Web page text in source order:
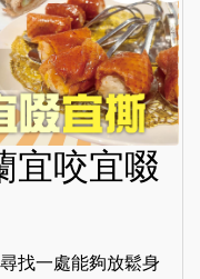
宜咬宜啜
找一處能夠放鬆身